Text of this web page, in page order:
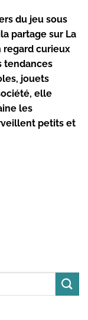
du jeu sous
partage sur La
regard curieux
tendances
jouets
elle
les
petits et